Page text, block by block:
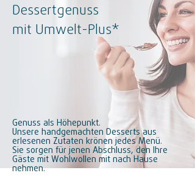
Dessertgenuss
mit Umwelt-Plus*
Genuss als Höhepunkt.
Unsere handgemachten Desserts aus
erlesenen Zutaten krönen jedes Menü.
Sie sorgen für jenen Abschluss, den Ihre
Gäste mit Wohlwollen mit nach Hause
nehmen.